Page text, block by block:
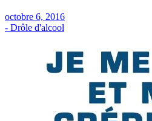
octobre 6, 2016
- Drôle d'alcool